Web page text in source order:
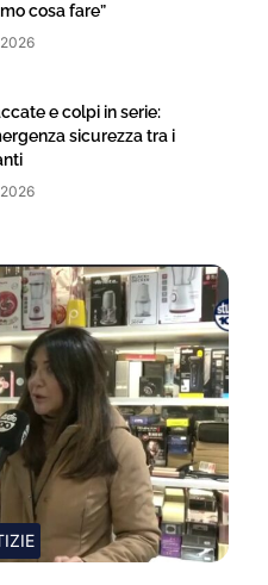
cosa fare”
e colpi in serie:
sicurezza tra i